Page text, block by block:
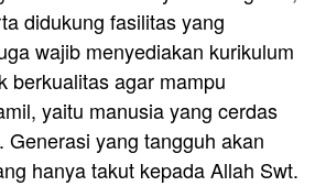
didukung fasilitas yang
wajib menyediakan kurikulum
berkualitas agar mampu
yaitu manusia yang cerdas
yang tangguh akan
hanya takut kepada Allah Swt.